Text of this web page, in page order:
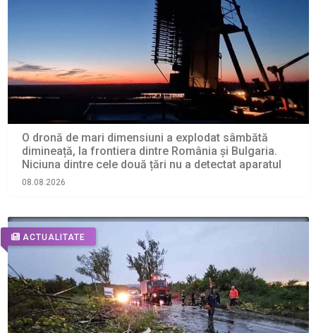
O dronă de mari dimensiuni a explodat sâmbătă
dimineață, la frontiera dintre România și Bulgaria.
Niciuna dintre cele două țări nu a detectat aparatul
08.08.2026
ACTUALITATE